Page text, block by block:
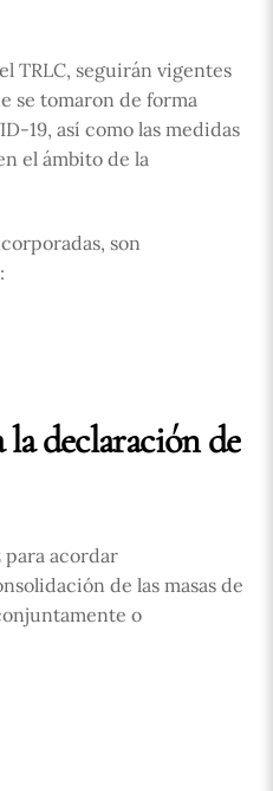
TRLC, seguirán vigentes
se tomaron de forma
19, así como las medidas
el ámbito de la
son
declaración de
para acordar
de las masas de
o